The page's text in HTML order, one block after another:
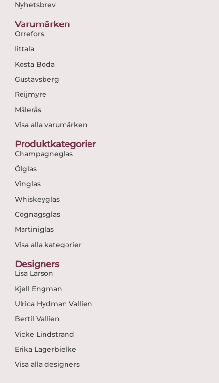
Nyhetsbrev
Varumärken
Orrefors
Iittala
Kosta Boda
Gustavsberg
Reijmyre
Målerås
Visa alla varumärken
Produktkategorier
Champagneglas
Ölglas
Vinglas
Whiskeyglas
Cognagsglas
Martiniglas
Visa alla kategorier
Designers
Lisa Larson
Kjell Engman
Ulrica Hydman Vallien
Bertil Vallien
Vicke Lindstrand
Erika Lagerbielke
Visa alla designers